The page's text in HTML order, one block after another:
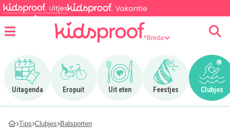
Breda
Uitagenda
Ga naar Uitagenda
Eropuit
Ga naar Eropuit
Uit eten
Ga naar Uit eten
Feestjes
Ga naar Feestjes
Clubjes
Ga
Tips Clubjes Balsporten